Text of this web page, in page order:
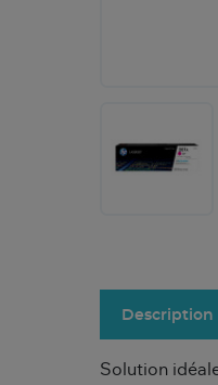
Description
Solution